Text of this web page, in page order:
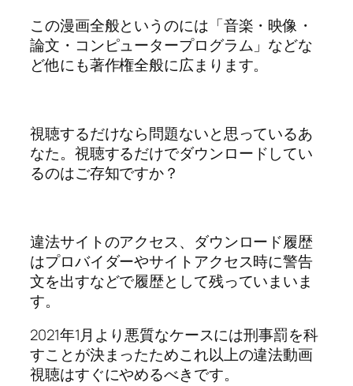
この漫画全般というのには「音楽・映像・
論文・コンピュータープログラム」などな
ど他にも著作権全般に広まります。
視聴するだけなら問題ないと思っているあ
なた。 視聴するだけでダウンロードしてい
るのはご存知ですか？
違法サイトのアクセス、ダウンロード履歴
はプロバイダーやサイトアクセス時に警告
文を出すなどで履歴として残っていまいま
す。
2021年1月より悪質なケースには刑事罰を科
すことが決まったためこれ以上の違法動画
視聴はすぐにやめるべきです。